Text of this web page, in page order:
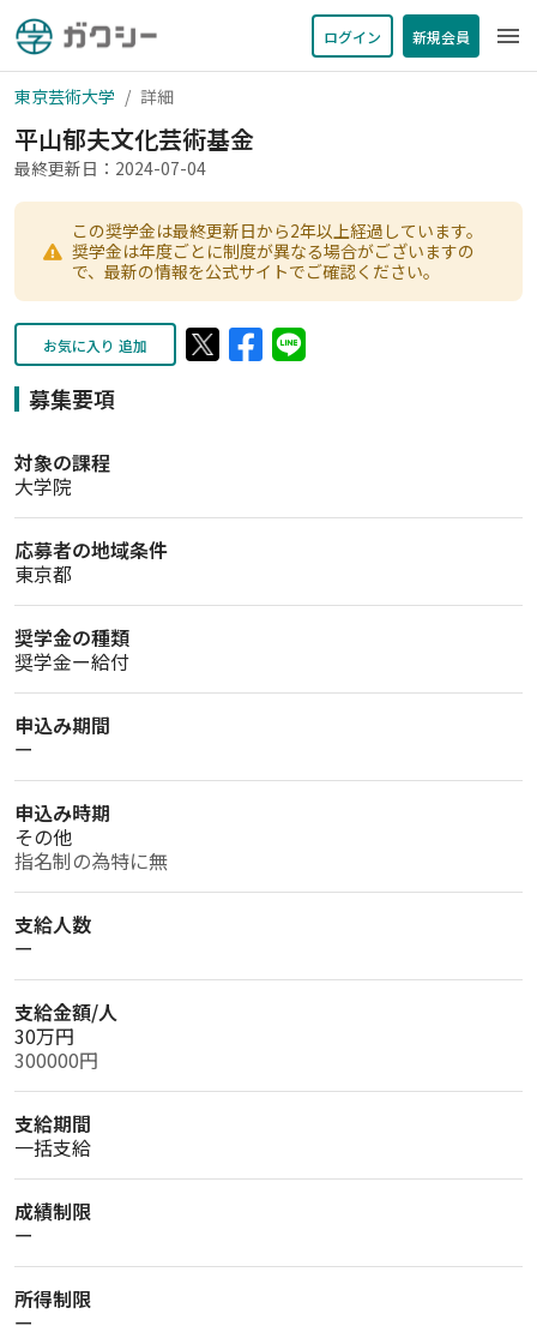
ログイン 新規会員 menu
東京芸術大学 詳細
平山郁夫文化芸術基金
最終更新日：2024-07-04
この奨学金は最終更新日から2年以上経過しています。
奨学金は年度ごとに制度が異なる場合がございますの
で、最新の情報を公式サイトでご確認ください。
お気に入り 追加
募集要項
対象の課程
大学院
応募者の地域条件
東京都
奨学金の種類
奨学金ー給付
申込み期間
ー
申込み時期
その他
指名制の為特に無
支給人数
ー
支給金額/人
30万円
300000円
支給期間
一括支給
成績制限
ー
所得制限
ー